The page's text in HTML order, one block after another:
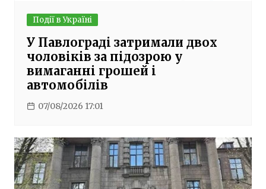
Події в Україні
У Павлограді затримали двох
чоловіків за підозрою у
вимаганні грошей і
автомобілів
07/08/2026 17:01